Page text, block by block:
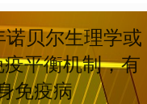
贝尔生理学或
平衡机制，有
免疫病